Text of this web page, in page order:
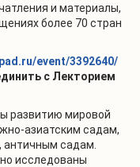
и материалы,
более 70 стран
event/3392640/
с Лекторием
развитию мировой
азиатским садам,
античным садам.
исследованы